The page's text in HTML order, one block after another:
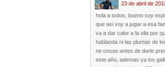
23 de abril de
hola a todos, bueno soy
que asi voy a jugar a esa
va a dar calor a la olla por
hablanda ni las plumas de
ne cosas antes de darle
este año, ademas ya los